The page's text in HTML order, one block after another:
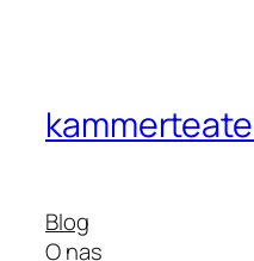
Blog
O nas